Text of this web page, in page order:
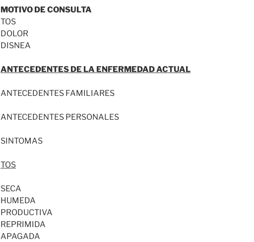
MOTIVO DE CONSULTA
TOS
DOLOR
DISNEA
ANTECEDENTES DE LA ENFERMEDAD ACTUAL
ANTECEDENTES FAMILIARES
ANTECEDENTES PERSONALES
SINTOMAS
TOS
SECA
HUMEDA
PRODUCTIVA
REPRIMIDA
APAGADA